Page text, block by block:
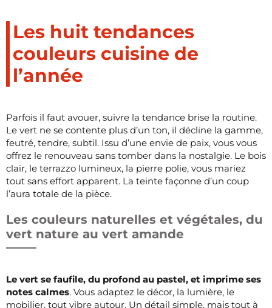
Les huit tendances
couleurs cuisine de
l’année
Parfois il faut avouer, suivre la tendance brise la routine.
Le vert ne se contente plus d’un ton, il décline la gamme,
feutré, tendre, subtil. Issu d’une envie de paix, vous vous
offrez le renouveau sans tomber dans la nostalgie. Le bois
clair, le terrazzo lumineux, la pierre polie, vous mariez
tout sans effort apparent. La teinte façonne d’un coup
l’aura totale de la pièce.
Les couleurs naturelles et végétales, du
vert nature au vert amande
Le vert se faufile, du profond au pastel, et imprime ses
notes calmes. Vous adaptez le décor, la lumière, le
mobilier, tout vibre autour. Un détail simple, mais tout à